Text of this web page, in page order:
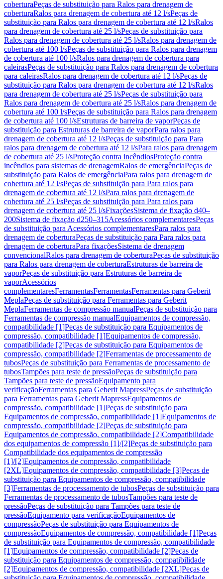
coberturaPeças de substituição para Ralos para drenagem de
coberturaRalos para drenagem de cobertura até 12 l/sPeças de
substituição para Ralos para drenagem de cobertura até 12 l/sRalos
para drenagem de cobertura até 25 l/sPeças de substituição para
Ralos para drenagem de cobertura até 25 l/sRalos para drenagem de
cobertura até 100 l/sPeças de substituição para Ralos para drenagem
de cobertura até 100 l/sRalos para drenagem de cobertura para
caleirasPeças de substituição para Ralos para drenagem de cobertura
para caleirasRalos para drenagem de cobertura até 12 l/sPeças de
substituição para Ralos para drenagem de cobertura até 12 l/sRalos
para drenagem de cobertura até 25 l/sPeças de substituição para
Ralos para drenagem de cobertura até 25 l/sRalos para drenagem de
cobertura até 100 l/sPeças de substituição para Ralos para drenagem
de cobertura até 100 l/sEstruturas de barreira de vaporPeças de
substituição para Estruturas de barreira de vaporPara ralos para
drenagem de cobertura até 12 l/sPeças de substituição para Para
ralos para drenagem de cobertura até 12 l/sPara ralos para drenagem
de cobertura até 25 l/sProteção contra incêndiosProteção contra
incêndios para sistemas de drenagemRalos de emergênciaPeças de
substituição para Ralos de emergênciaPara ralos para drenagem de
cobertura até 12 l/sPeças de substituição para Para ralos para
drenagem de cobertura até 12 l/sPara ralos para drenagem de
cobertura até 25 l/sPeças de substituição para Para ralos para
drenagem de cobertura até 25 l/sFixaçõesSistema de fixação d40–
200Sistema de fixação d250–315Acessórios complementaresPeças
de substituição para Acessórios complementaresPara ralos para
drenagem de coberturaPeças de substituição para Para ralos para
drenagem de coberturaPara fixaçõesSistema de drenagem
convencionalRalos para drenagem de coberturaPeças de substituição
para Ralos para drenagem de coberturaEstruturas de barreira de
vaporPeças de substituição para Estruturas de barreira de
vaporAcessórios
complementaresFerramentasFerramentasFerramentas para Geberit
MeplaPeças de substituição para Ferramentas para Geberit
MeplaFerramentas de compressão manualPeças de substituição para
Ferramentas de compressão manualEquipamentos de compressão,
compatibilidade [1]Peças de substituição para Equipamentos de
compressão, compatibilidade [1]Equipamentos de compressão,
compatibilidade [2]Peças de substituição para Equipamentos de
compressão, compatibilidade [2]Ferramentas de processamento de
tubosPeças de substituição para Ferramentas de processamento de
tubosTampões para teste de pressãoPeças de substituição para
Tampões para teste de pressãoEquipamento para
verificaçãoFerramentas para Geberit MapressPeças de substituição
para Ferramentas para Geberit MapressEquipamentos de
compressão, compatibilidade [1]Peças de substituição para
Equipamentos de compressão, compatibilidade [1]Equipamentos de
compressão, compatibilidade [2]Peças de substituição para
Equipamentos de compressão, compatibilidade [2]Compatibilidade
dos equipamentos de compressão [1]/[2]Peças de substituição para
Compatibilidade dos equipamentos de compressão
[1]/[2]Equipamentos de compressão, compatibilidade
[2XL]Equipamentos de compressão, compatibilidade [3]Peças de
substituição para Equipamentos de compressão, compatibilidade
[3]Ferramentas de processamento de tubosPeças de substituição para
Ferramentas de processamento de tubosTampões para teste de
pressãoPeças de substituição para Tampões para teste de
pressãoEquipamento para verificaçãoEquipamentos de
compressãoPeças de substituição para Equipamentos de
compressãoEquipamentos de compressão, compatibilidade [1]Peças
de substituição para Equipamentos de compressão, compatibilidade
[1]Equipamentos de compressão, compatibilidade [2]Peças de
substituição para Equipamentos de compressão, compatibilidade
[2]Equipamentos de compressão, compatibilidade [2XL]Peças de